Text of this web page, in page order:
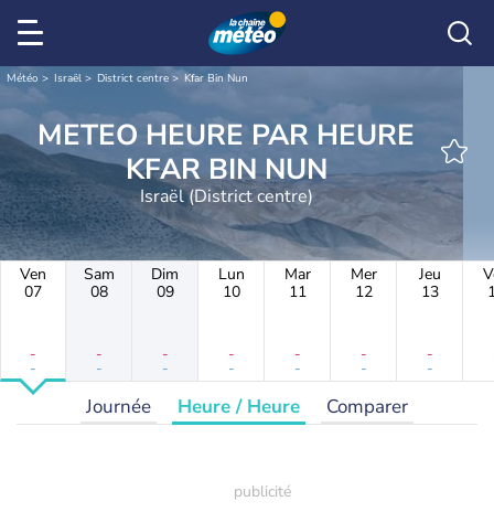
Météo Israël District centre Kfar Bin Nun
METEO HEURE PAR HEURE
KFAR BIN NUN
Israël (District centre)
Ven
07
-
-
Sam
08
-
-
Dim
09
-
-
Lun
10
-
-
Mar
11
-
-
Mer
12
-
-
Jeu
13
-
-
Journée Heure / Heure Comparer